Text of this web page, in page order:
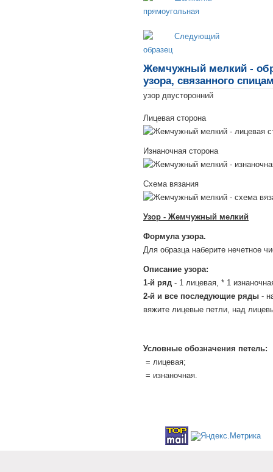
Жемчужный мелкий -
узора, связанного
узор двусторонний
Лицевая сторона
Изнаночная сторона
Схема вязания
Узор - Жемчужный мелкий
Формула узора.
Для образца наберите нечетное
Описание узора:
1-й ряд - 1 лицевая, * 1
2-й и все последующие ряды -
вяжите лицевые петли, над
Условные обозначения петель:
= лицевая;
= изнаночная.